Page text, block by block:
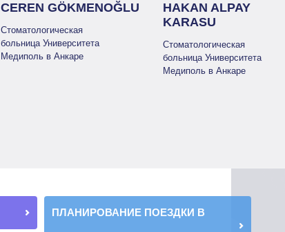
CEREN GÖKMENOĞLU
Стоматологическая
больница Университета
Медиполь в Анкаре
HAKAN ALPAY
KARASU
Стоматологическая
больница Университета
Медиполь в Анкаре
ПЛАНИРОВАНИЕ ПОЕЗДКИ В